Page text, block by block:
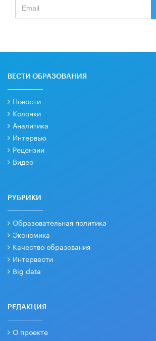
ВЕСТИ ОБРАЗОВАНИЯ
Новости
Колонки
Аналитика
Интервью
Рецензии
Видео
РУБРИКИ
Образовательная политика
Экономика
Качество образования
Интервести
Big data
РЕДАКЦИЯ
О проекте